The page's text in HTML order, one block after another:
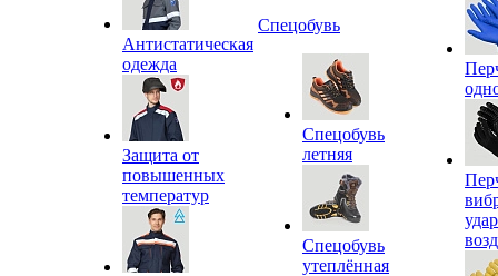
Антистатическая
одежда
Защита от
повышенных
температур
Спецобувь
Спецобувь
летняя
Спецобувь
утеплённая